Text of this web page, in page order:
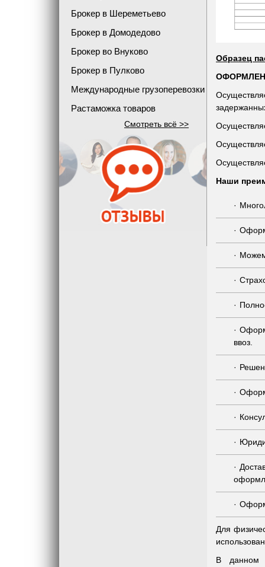
Брокер в Шереметьево
Брокер в Домодедово
Брокер во Внуково
Брокер в Пулково
Международные грузоперевозки
Растаможка товаров
Смотреть всё >>
Образец
Наши
ввоз.
Для
В данном